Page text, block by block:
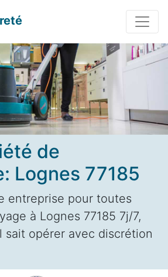
de
Lognes 77185
entreprise pour toutes
à Lognes 77185 7j/7,
sait opérer avec discrétion